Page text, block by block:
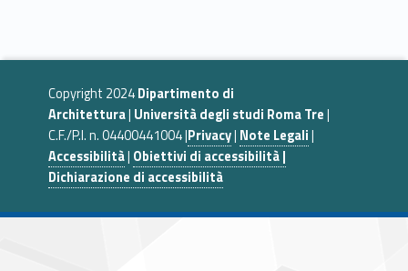
Copyright 2024Dipartimento di
Architettura| Università degli studi Roma Tre|
C.F./P.I. n. 04400441004 |Privacy| Note Legali|
Accessibilità| Obiettivi di accessibilità |
Dichiarazione di accessibilità